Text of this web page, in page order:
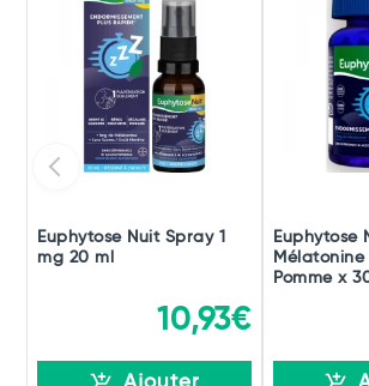
Euphytose Nuit Spray 1
mg 20 ml
10,93€
Euphytose
Mélatonine
Pomme x